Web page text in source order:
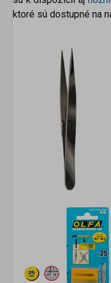
ktoré sú dostupné na